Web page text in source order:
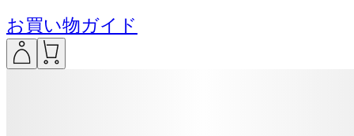
お買い物ガイド